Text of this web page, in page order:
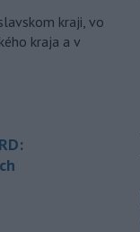
kraji, vo
kraja a v